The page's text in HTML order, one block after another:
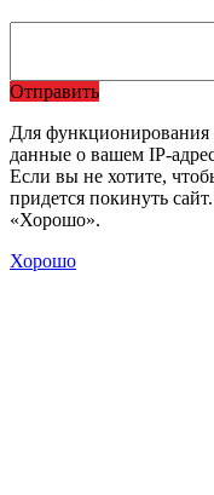
Отправить
Для функционирования
данные о вашем IP-
Если вы не хотите,
придется покинуть
«Хорошо».
Хорошо